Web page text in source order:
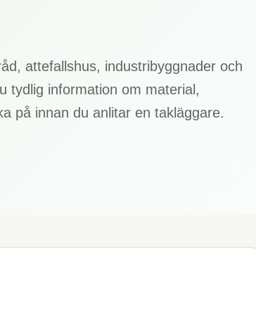
attefallshus, industribyggnader och
tydlig information om material,
på innan du anlitar en takläggare.